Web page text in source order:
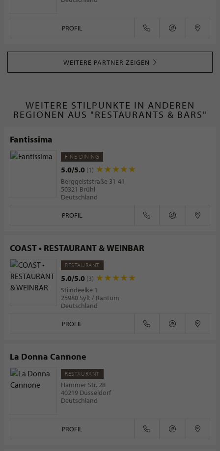
PROFIL
WEITERE PARTNER ZEIGEN
WEITERE STILPUNKTE IN ANDEREN
REGIONEN AUS "RESTAURANTS & BARS"
Fantissima
FINE DINING
5.0/5.0 (1)
Berggeiststraße 31-41
50321 Brühl
Deutschland
PROFIL
COAST • RESTAURANT & WEINBAR
RESTAURANT
5.0/5.0 (3)
Stiindeelke 1
25980 Sylt / Rantum
Deutschland
PROFIL
La Donna Cannone
RESTAURANT
Hammer Str. 28
40219 Düsseldorf
Deutschland
PROFIL